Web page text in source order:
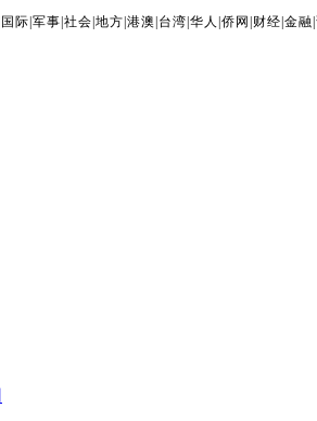
国际 |军事 |社会 |地方 |港澳 台湾 |华人 |侨网 财经 |金融 |